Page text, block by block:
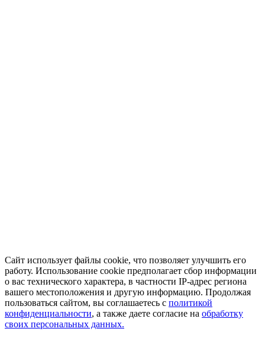
Сайт использует файлы cookie, что позволяет улучшить его
работу. Использование cookie предполагает сбор информации
о вас технического характера, в частности IP-адрес региона
вашего местоположения и другую информацию. Продолжая
пользоваться сайтом, вы соглашаетесь с политикой
конфиденциальности, а также даете согласие на обработку
своих персональных данных.